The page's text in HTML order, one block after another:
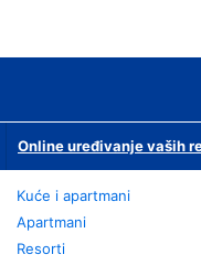
Online uređivanje vaših
Kuće i apartmani
Apartmani
Resorti